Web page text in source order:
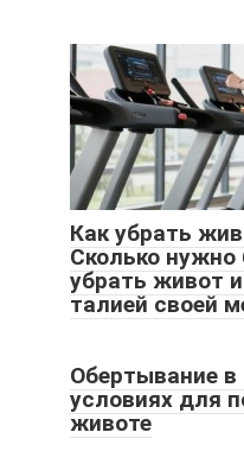
Как убрать
Сколько нужно
убрать живот
талией своей
Обертывание
условиях для
животе